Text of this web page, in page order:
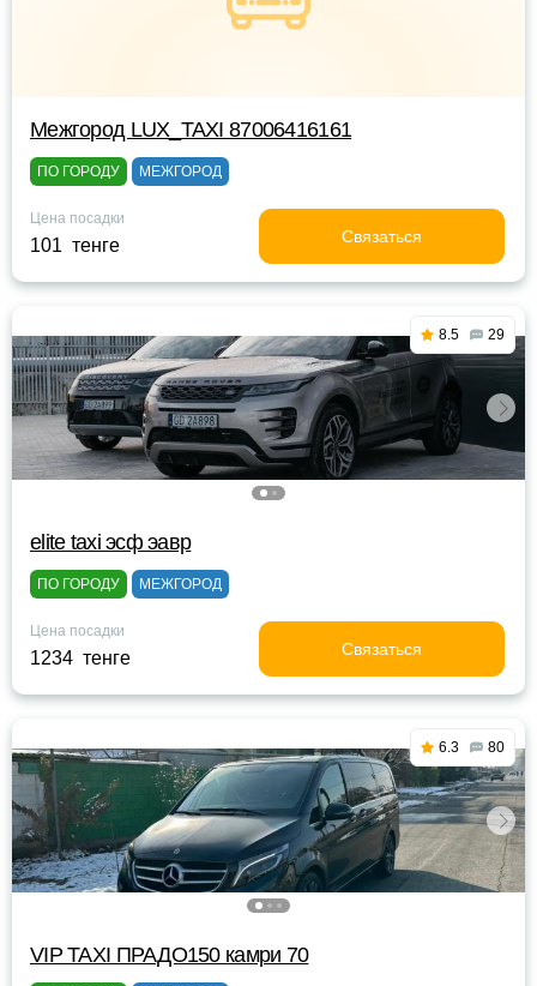
Межгород LUX_TAXI 87006416161
ПО ГОРОДУ МЕЖГОРОД
Цена посадки
101 тенге Связаться
8.5 29
elite taxi эсф эавр
ПО ГОРОДУ МЕЖГОРОД
Цена посадки
1234 тенге Связаться
6.3 80
VIP TAXI ПРАДО150 камри 70